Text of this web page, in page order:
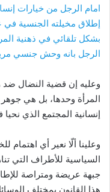
امام الرجل من خيارات
إطلاق مخيلته الجنسية في
بشكل تلقائي في ذهنية
الرجل بانه وحش جنسي
وعليه إن قضية النضال ضد
المرأة وحدها، بل هي
إنسانية المجتمع الذي نحيا
وعلينا ألّا نعير أي اهتمام
السياسية للأطراف التي
جبهة عريضة ومتراصة
هذا القانون بمختلف